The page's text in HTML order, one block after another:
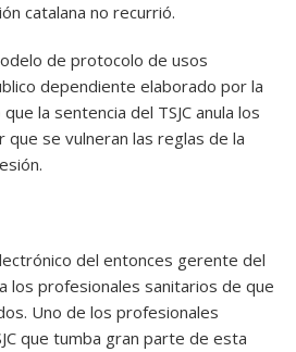
catalana no recurrió.
de protocolo de usos
dependiente elaborado por la
la sentencia del TSJC anula los
se vulneran las reglas de la
del entonces gerente del
los profesionales sanitarios de que
Uno de los profesionales
que tumba gran parte de esta